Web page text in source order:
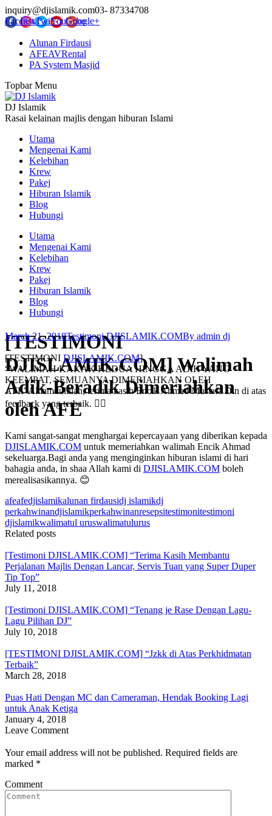
inquiry@djislamik.com03- 87334708
Facebook
Instagram
TwitterYouTube
Google+
Alunan Firdausi
AFEAVRental
PA System Masjid
Topbar Menu
DJ Islamik
Rasai kelainan majlis dengan hiburan Islami
Utama
Mengenai Kami
Kelebihan
Krew
Pakej
Hiburan Islamik
Blog
Hubungi
Utama
Mengenai Kami
Kelebihan
Krew
Pakej
Hiburan Islamik
Blog
Hubungi
[TESTIMONI
DJISLAMIK.COM] Walimah
Adik-Beradik Dimeriahkan
oleh AFE
March 21, 2018Testimoni DJISLAMIK.COMBy admin dj
[TESTIMONI DJISLAMIK.COM]
“WALIMAH KAKAK KEDUA HINGGA ADIK YANG
KEEMPAT, SEMUANYA DIMERIAHKAN OLEH
AFE”Alhamdulillah, terima kasih Encik Ahmad Mustafa Din di atas
feedback yang terbaik. 👍🏼
Kami sangat-sangat menghargai kepercayaan yang diberikan kepada
DJISLAMIK.COM untuk memeriahkan walimah Encik Ahmad
sekeluarga.Bagi anda yang menginginkan hiburan islami di hari
bahagia anda, in shaa Allah kami di DJISLAMIK.COM boleh
merealisasikannya. 😊
afeafedjislamikalunan firdausidj islamikdj
perkahwinandjislamikperkahwinanresepsitestimonitestimoni
djislamikwalimatul uruswalimatulurus
Related posts
[Testimoni DJISLAMIK.COM] “Terima Kasih Membantu
Perjalanan Majlis Dengan Lancar, Servis Tuan yang Super Duper
Tip Top”
July 11, 2018
[Testimoni DJISLAMIK.COM] “Tenang je Rase Dengan Lagu-
Lagu Pilihan DJ”
July 10, 2018
[TESTIMONI DJISLAMIK.COM] “Jzkk di Atas Perkhidmatan
Terbaik”
March 28, 2018
Puas Hati Dengan MC dan Cameraman, Hendak Booking Lagi
untuk Anak Ketiga
January 4, 2018
Leave Comment
Your email address will not be published. Required fields are
marked *
Comment